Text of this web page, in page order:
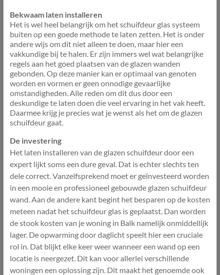
Bekwaam laten installeren
Het is wel heel belangrijk om het schuifdeur glas systeem
buiten op een goede methode te laten zetten. Het is onder
andere wijs om dit niet alleen te doen, maar hier een
vakkundige bij te halen. Er zijn immers wel wat belangrijke
regels aan het goed plaatsen van de glazen wanden
gebonden. Op deze manier kan er optimaal van genoten
worden en vormen er geen onnodige gevaarlijke
omstandigheden. Alle reden om dit dus door een
deskundige te laten doen die veel ervaring in het vak heeft.
Daarmee krijg je precies wat je wenst als het om de glazen
schuifdeur gaat.
De investering
Het laten installeren van de glazen schuifdeur door een
expert lijkt soms een dure geval. Dat is echter slechts ten
dele correct. Vanzelfsprekend moet er geïnvesteerd worden
in een mooie en professioneel gebouwde glazen schuifdeur
wand. Aan de andere kant begint het besparen op de kosten
meteen nadat het schuifdeur glas is geplaatst. Dan worden
de stook kosten van je woning in Balk namelijk onmiddellijk
lager. De opwarming door daglicht speelt hier een cruciale
rol in. Dat blijkt elke keer weer wanneer een wand op een
locatie is neergezet. Dit kan voor allerlei verschillende
woningen een oplossing zijn. Dit maakt het genoemde ook